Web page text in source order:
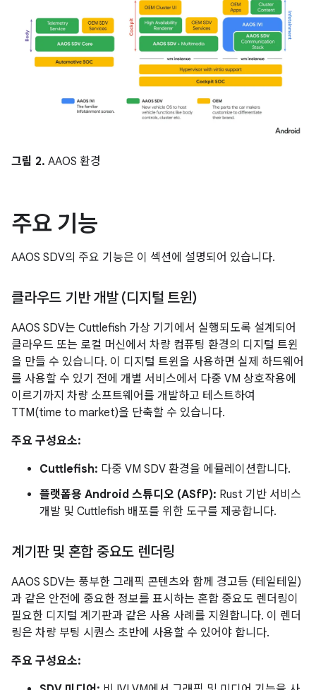
그림 2. AAOS 환경
주요 기능
AAOS SDV의 주요 기능은 이 섹션에 설명되어 있습니다.
클라우드 기반 개발 (디지털 트윈)
AAOS SDV는 Cuttlefish 가상 기기에서 실행되도록 설계되어
클라우드 또는 로컬 머신에서 차량 컴퓨팅 환경의 디지털 트윈
을 만들 수 있습니다. 이 디지털 트윈을 사용하면 실제 하드웨어
를 사용할 수 있기 전에 개별 서비스에서 다중 VM 상호작용에
이르기까지 차량 소프트웨어를 개발하고 테스트하여
TTM(time to market)을 단축할 수 있습니다.
주요 구성요소:
Cuttlefish: 다중 VM SDV 환경을 에뮬레이션합니다.
플랫폼용 Android 스튜디오 (ASfP): Rust 기반 서비스
개발 및 Cuttlefish 배포를 위한 도구를 제공합니다.
계기판 및 혼합 중요도 렌더링
AAOS SDV는 풍부한 그래픽 콘텐츠와 함께 경고등 (테일테일)
과 같은 안전에 중요한 정보를 표시하는 혼합 중요도 렌더링이
필요한 디지털 계기판과 같은 사용 사례를 지원합니다. 이 렌더
링은 차량 부팅 시퀀스 초반에 사용할 수 있어야 합니다.
주요 구성요소: